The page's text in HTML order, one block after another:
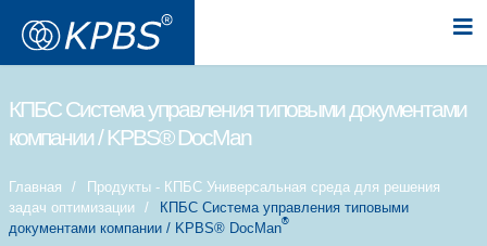
компании / KPBS® DocMan